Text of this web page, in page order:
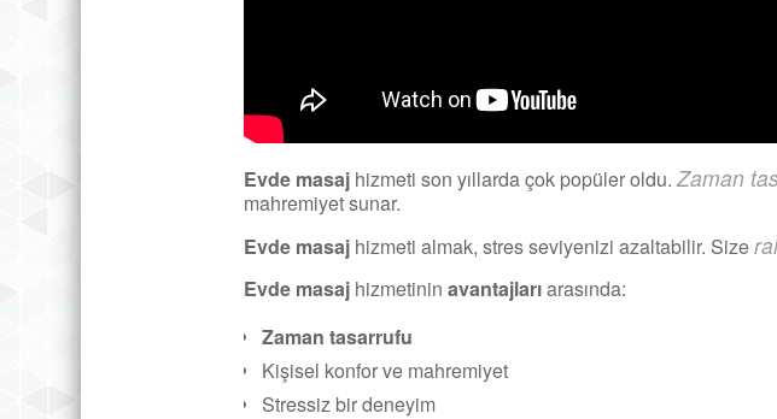
Evde masaj hizmeti son yıllarda çok popüler oldu.Zaman
mahremiyet sunar.
Evde masaj hizmeti almak, stres seviyenizi azaltabilir. Size
Evde masaj hizmetinin avantajlarıarasında:
Zaman tasarrufu
Kişisel konfor ve mahremiyet
Stressiz bir deneyim